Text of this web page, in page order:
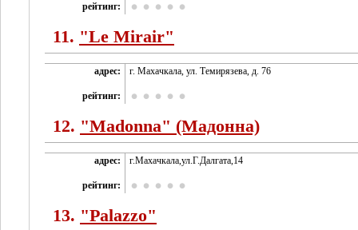
рейтинг:
11. "Le Mirair"
адрес: г. Махачкала, ул. Темирязева, д. 76
рейтинг:
12. "Madonna" (Мадонна)
адрес: г.Махачкала,ул.Г.Далгата,14
рейтинг:
13. "Palazzo"